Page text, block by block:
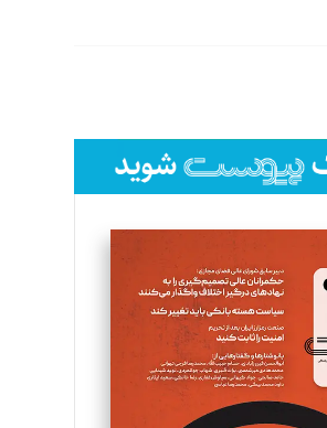
رستمی